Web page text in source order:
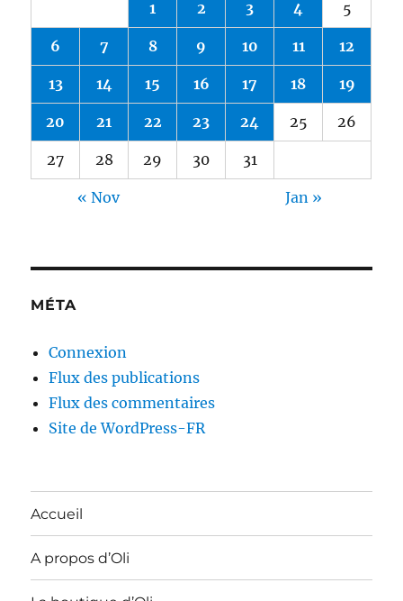
1 2 3 4 5
6 7 8 9 10 11 12
13 14 15 16 17 18 19
20 21 22 23 24 25 26
27 28 29 30 31
« Nov Jan »
MÉTA
Connexion
Flux des publications
Flux des commentaires
Site de WordPress-FR
Accueil
A propos d’Oli